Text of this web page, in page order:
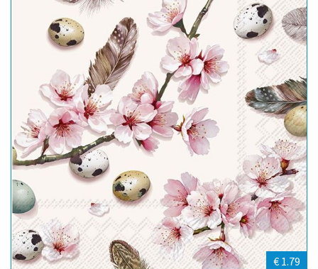
€ 1.79